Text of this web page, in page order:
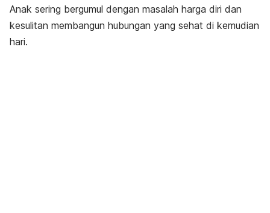
Anak sering bergumul dengan masalah harga diri dan
kesulitan membangun hubungan yang sehat di kemudian
hari.